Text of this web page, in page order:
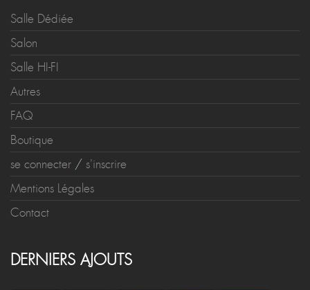
Salle Dédiée
Salon
Salle HI-FI
Autres
FAQ
Boutique
se connecter / s'inscrire
Mentions Légales
Contact
DERNIERS AJOUTS